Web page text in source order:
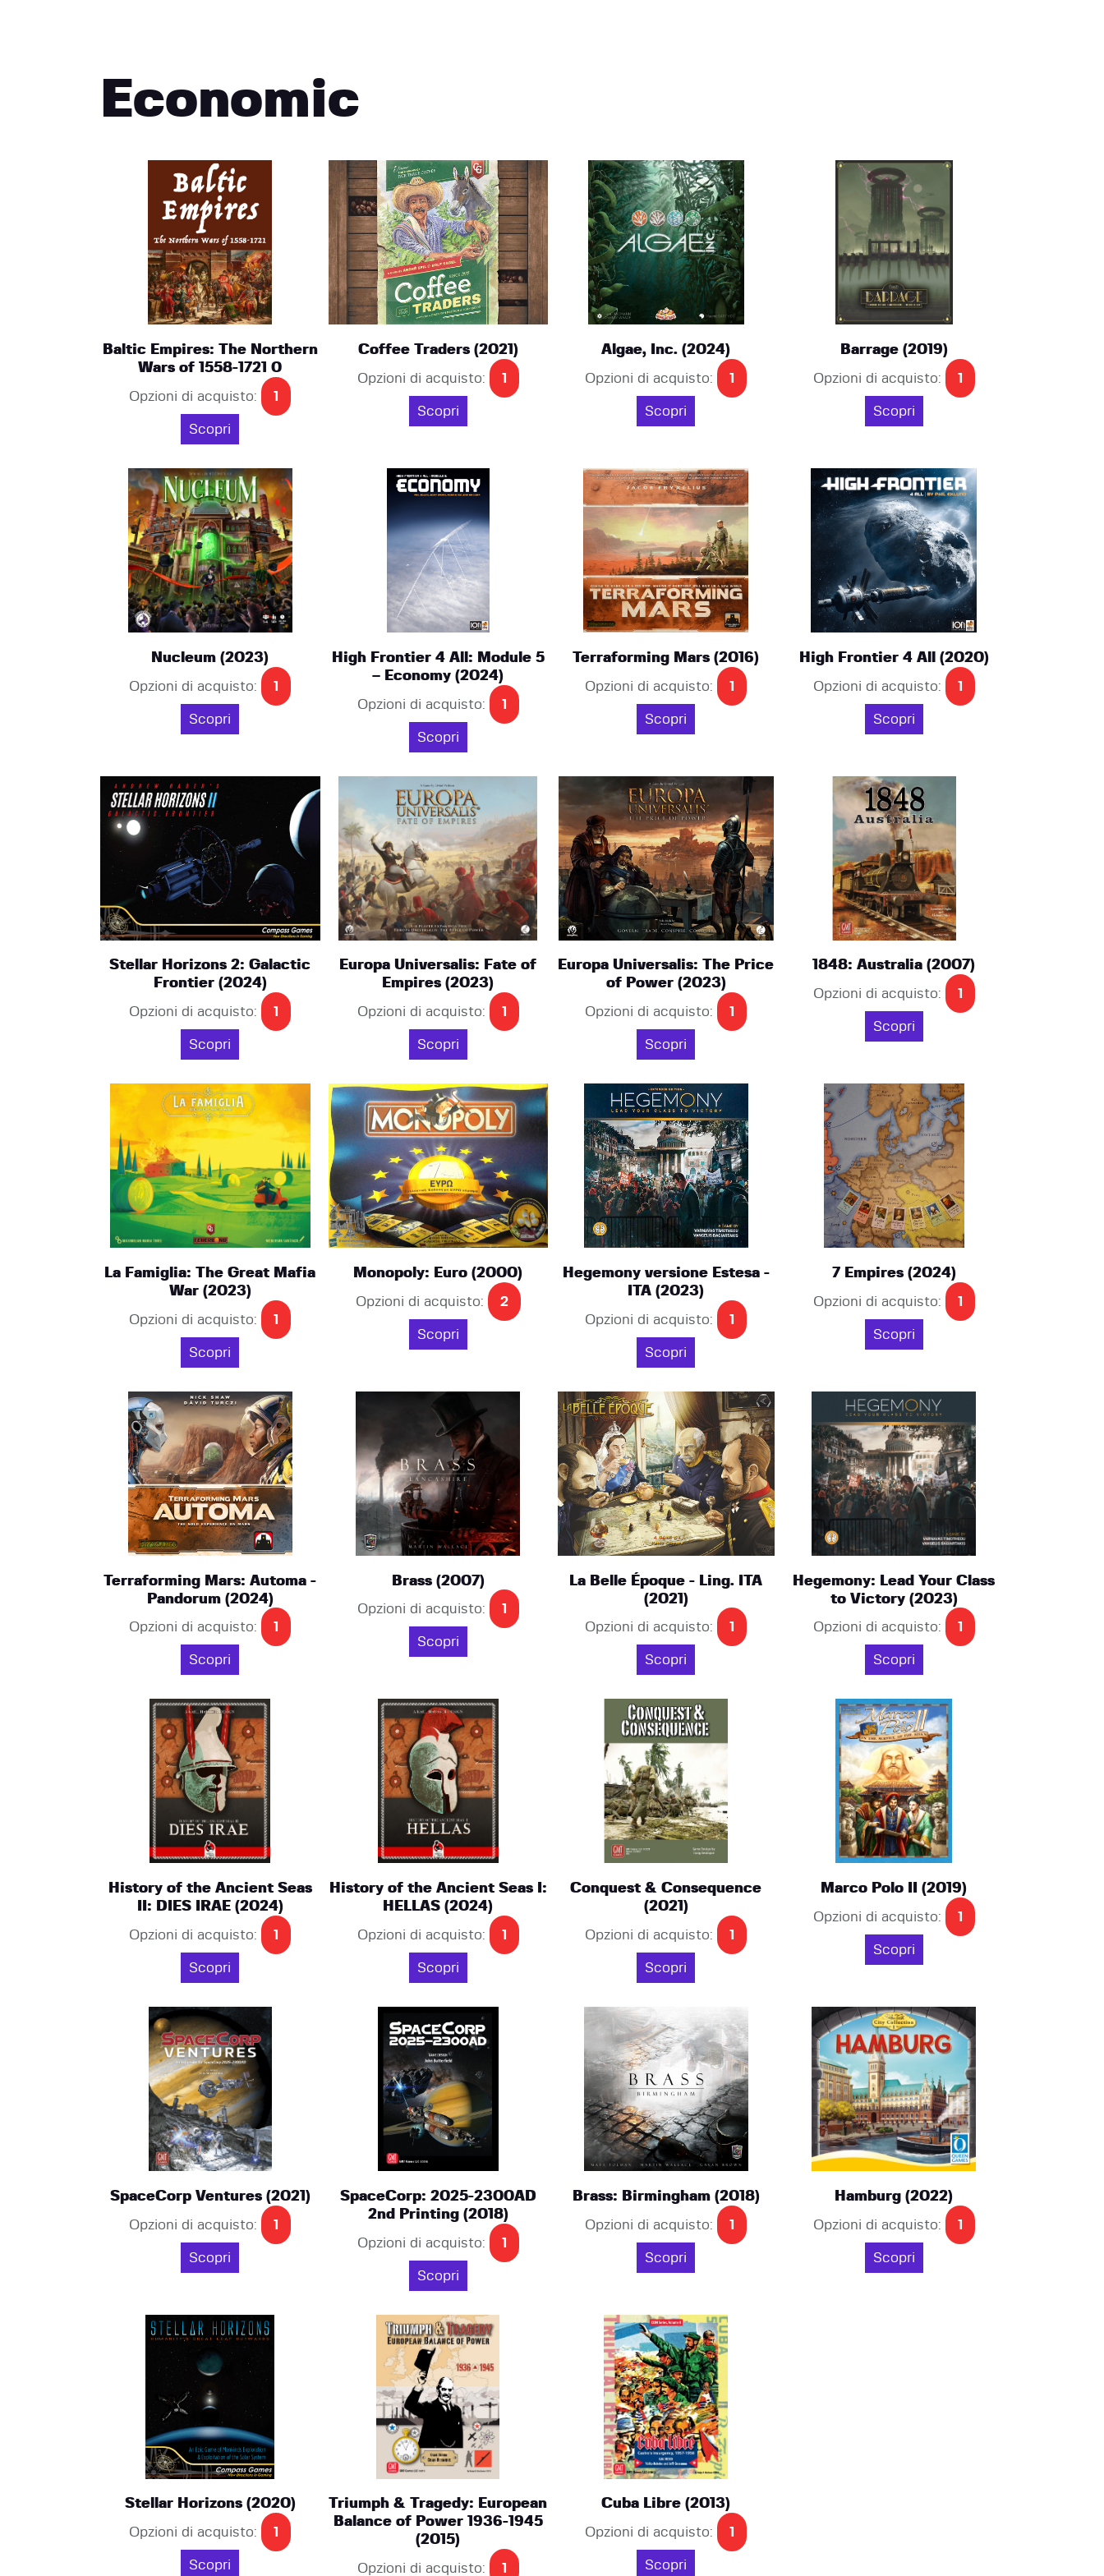
Economic
Baltic Empires: The Northern
Wars of 1558-1721 0
Opzioni di acquisto: 1
Scopri
Coffee Traders (2021)
Opzioni di acquisto: 1
Scopri
Algae, Inc. (2024)
Opzioni di acquisto: 1
Scopri
Barrage (2019)
Opzioni di acquisto: 1
Scopri
Nucleum (2023)
Opzioni di acquisto: 1
Scopri
High Frontier 4 All: Module 5
– Economy (2024)
Opzioni di acquisto: 1
Scopri
Terraforming Mars (2016)
Opzioni di acquisto: 1
Scopri
High Frontier 4 All (2020)
Opzioni di acquisto: 1
Scopri
Stellar Horizons 2: Galactic
Frontier (2024)
Opzioni di acquisto: 1
Scopri
Europa Universalis: Fate of
Empires (2023)
Opzioni di acquisto: 1
Scopri
Europa Universalis: The Price
of Power (2023)
Opzioni di acquisto: 1
Scopri
1848: Australia (2007)
Opzioni di acquisto: 1
Scopri
La Famiglia: The Great Mafia
War (2023)
Opzioni di acquisto: 1
Scopri
Monopoly: Euro (2000)
Opzioni di acquisto: 2
Scopri
Hegemony versione Estesa -
ITA (2023)
Opzioni di acquisto: 1
Scopri
7 Empires (2024)
Opzioni di acquisto: 1
Scopri
Terraforming Mars: Automa -
Pandorum (2024)
Opzioni di acquisto: 1
Scopri
Brass (2007)
Opzioni di acquisto: 1
Scopri
La Belle Époque - Ling. ITA
(2021)
Opzioni di acquisto: 1
Scopri
Hegemony: Lead Your Class
to Victory (2023)
Opzioni di acquisto: 1
Scopri
History of the Ancient Seas
II: DIES IRAE (2024)
Opzioni di acquisto: 1
Scopri
History of the Ancient Seas I:
HELLAS (2024)
Opzioni di acquisto: 1
Scopri
Conquest & Consequence
(2021)
Opzioni di acquisto: 1
Scopri
Marco Polo II (2019)
Opzioni di acquisto: 1
Scopri
SpaceCorp Ventures (2021)
Opzioni di acquisto: 1
Scopri
SpaceCorp: 2025-2300AD
2nd Printing (2018)
Opzioni di acquisto: 1
Scopri
Brass: Birmingham (2018)
Opzioni di acquisto: 1
Scopri
Hamburg (2022)
Opzioni di acquisto: 1
Scopri
Stellar Horizons (2020)
Opzioni di acquisto: 1
Scopri
Triumph & Tragedy: European
Balance of Power 1936-1945
(2015)
Opzioni di acquisto: 1
Cuba Libre (2013)
Opzioni di acquisto: 1
Scopri